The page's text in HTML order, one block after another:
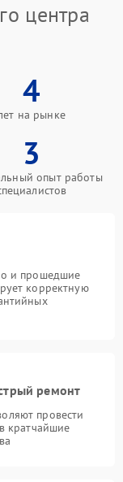
центра
4
на рынке
3
опыт работы
и прошедшие
корректную
ремонт
провести
кратчайшие